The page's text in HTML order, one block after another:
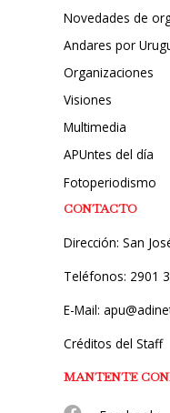
Novedades de
Andares por
Organizaciones
Visiones
Multimedia
APUntes del día
Fotoperiodismo
CONTACTO
Dirección: San
Teléfonos: 2901
E-Mail:
Créditos del Staff
MANTENTE